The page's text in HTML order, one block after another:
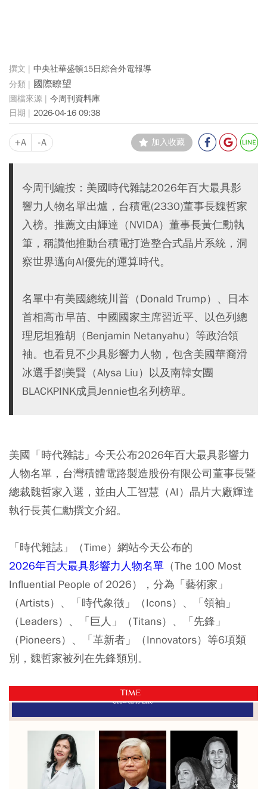
中央社華盛頓15日綜合外電報導
國際瞭望
今周刊資料庫
2026-04-16 09:38
+A -A 加入收藏
今周刊編按：美國時代雜誌2026年百大最具影
響力人物名單出爐，台積電(2330)董事長魏哲家
入榜。推薦文由輝達（NVIDA）董事長黃仁勳執
筆，稱讚他推動台積電打造整合式晶片系統，洞
察世界邁向AI優先的運算時代。
名單中有美國總統川普（Donald Trump）、日本
首相高市早苗、中國國家主席習近平、以色列總
理尼坦雅胡（Benjamin Netanyahu）等政治領
袖。也看見不少具影響力人物，包含美國華裔滑
冰選手劉美賢（Alysa Liu）以及南韓女團
BLACKPINK成員Jennie也名列榜單。
美國「時代雜誌」今天公布2026年百大最具影響力
人物名單，台灣積體電路製造股份有限公司董事長暨
總裁魏哲家入選，並由人工智慧（AI）晶片大廠輝達
執行長黃仁勳撰文介紹。
「時代雜誌」（Time）網站今天公布的
2026年百大最具影響力人物名單 （The 100 Most
Influential People of 2026），分為「藝術家」
（Artists）、「時代象徵」（Icons）、「領袖」
（Leaders）、「巨人」（Titans）、「先鋒」
（Pioneers）、「革新者」（Innovators）等6項類
別，魏哲家被列在先鋒類別。